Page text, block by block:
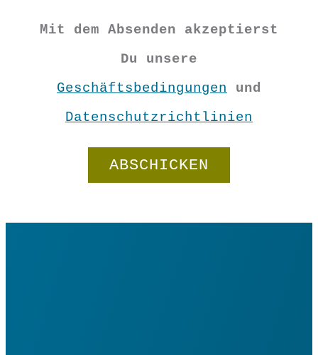
Mit dem Absenden akzeptierst
Du unsere
Geschäftsbedingungen und
Datenschutzrichtlinien